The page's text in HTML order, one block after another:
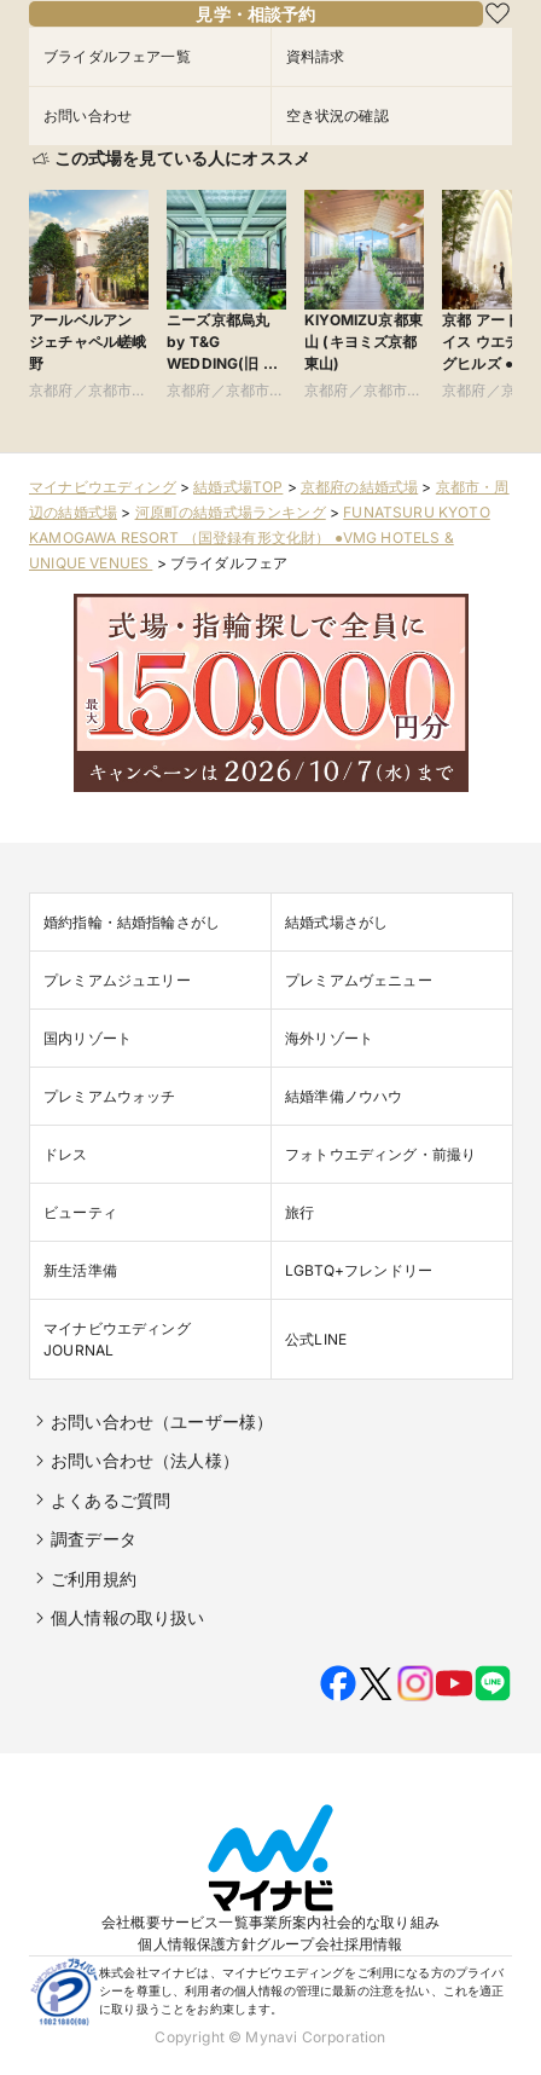
フェアを予約
フェアを予約
フェアを予約
フェアを予約
フェアを予約
フェアを予約
見学・相談予約
ブライダルフェア一覧 資料請求
お問い合わせ 空き状況の確認
この式場を見ている人にオススメ
アールベルアン
ジェチャペル嵯峨
野
京都府／京都市・
ニーズ京都烏丸
by T&G
WEDDING(旧 イ
ンスタイルウェ
京都府／京都市・
KIYOMIZU京都東
山 (キヨミズ京都
東山)
京都府／京都市・
京都 アートグ
イス ウエディ
グヒルズ ●ベスト
ブライダル グ
京都府／京都
マイナビウエディング>結婚式場TOP > 京都府の結婚式場 > 京都市・周
辺の結婚式場 > 河原町の結婚式場ランキング> FUNATSURU KYOTO
KAMOGAWA RESORT （国登録有形文化財） ●VMG HOTELS &
UNIQUE VENUES > ブライダルフェア
婚約指輪・結婚指輪さがし 結婚式場さがし
プレミアムジュエリー プレミアムヴェニュー
国内リゾート 海外リゾート
プレミアムウォッチ 結婚準備ノウハウ
ドレス フォトウエディング・前撮り
ビューティ 旅行
新生活準備 LGBTQ+フレンドリー
マイナビウエディング
JOURNAL
公式LINE
お問い合わせ（ユーザー様）
お問い合わせ（法人様）
よくあるご質問
調査データ
ご利用規約
個人情報の取り扱い
会社概要サービス一覧事業所案内社会的な取り組み
個人情報保護方針グループ会社採用情報
株式会社マイナビは、マイナビウエディングをご利用になる方のプライバ
シーを尊重し、利用者の個人情報の管理に最新の注意を払い、これを適正
に取り扱うことをお約束します。
Copyright © Mynavi Corporation